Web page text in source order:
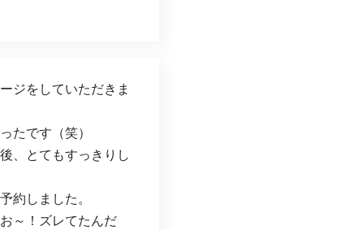
ジをしていただきま
たです（笑）
、とてもすっきりし
約しました。
～！ズレてたんだ